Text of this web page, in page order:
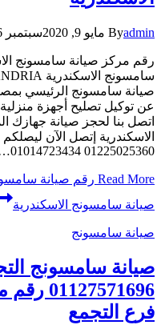
Byadmin مايو 9, 2020 سبتمبر 26, 2024
عن توكيل تصليح أجهزة
اتصل بنا لحجز صيانة جهازك
الاسكندرية إتصل الآن
01225025360 01014723434…
Read More
صيانة سامسونج الاسكندرية
صيانة سامسونج
صيانة سامسونج
فرع التجمع